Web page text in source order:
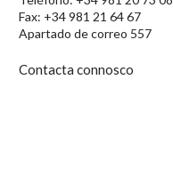
Fax: +34 981 21 64 67
Apartado de correo 557
Contacta connosco